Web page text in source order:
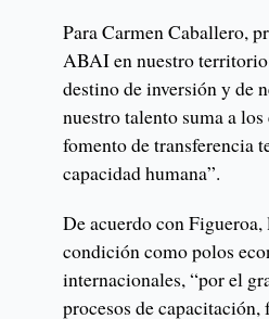
Para Carmen Caballero,
ABAI en nuestro
destino de inversión y de
nuestro talento suma a
fomento de transferencia
capacidad humana”.
De acuerdo con Figueroa,
condición como polos
internacionales, “por el
procesos de